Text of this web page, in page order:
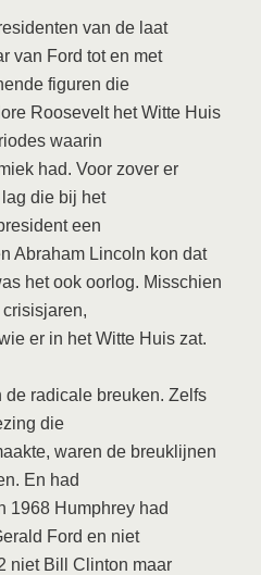
van de laat
van Ford tot en met
figuren die
Roosevelt het Witte Huis
waarin
had. Voor zover er
die bij het
een
Abraham Lincoln kon dat
het ook oorlog. Misschien
er in het Witte Huis zat.
de radicale breuken. Zelfs
die
waren de breuklijnen
En had
1968 Humphrey had
Ford en niet
niet Bill Clinton maar